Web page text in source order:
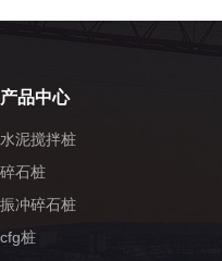
产品中心
水泥搅拌桩
碎石桩
振冲碎石桩
cfg桩